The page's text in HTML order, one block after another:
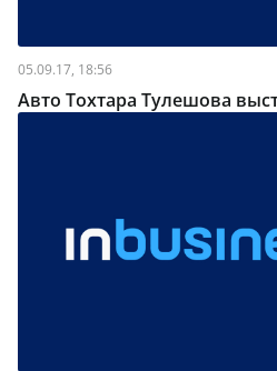
05.09.17, 18:56
Авто Тохтара Тулешова